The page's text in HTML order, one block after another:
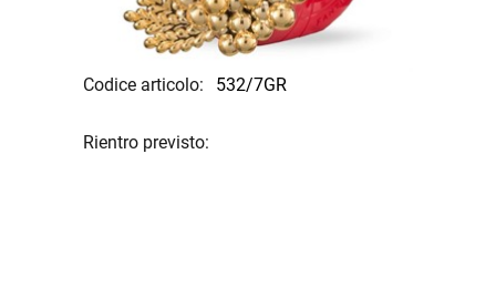
Codice articolo: 532/7GR
Rientro previsto: